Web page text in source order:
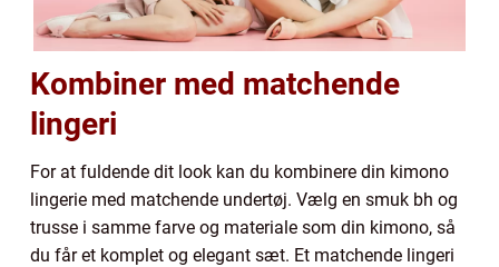
Kombiner med matchende
lingeri
For at fuldende dit look kan du kombinere din kimono
lingerie med matchende undertøj. Vælg en smuk bh og
trusse i samme farve og materiale som din kimono, så
du får et komplet og elegant sæt. Et matchende lingeri